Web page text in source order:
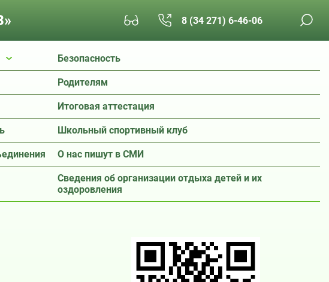
8 (34 271) 6-46-06
Безопасность
Родителям
Итоговая аттестация
Школьный спортивный клуб
О нас пишут в СМИ
Сведения об организации отдыха детей и их
оздоровления